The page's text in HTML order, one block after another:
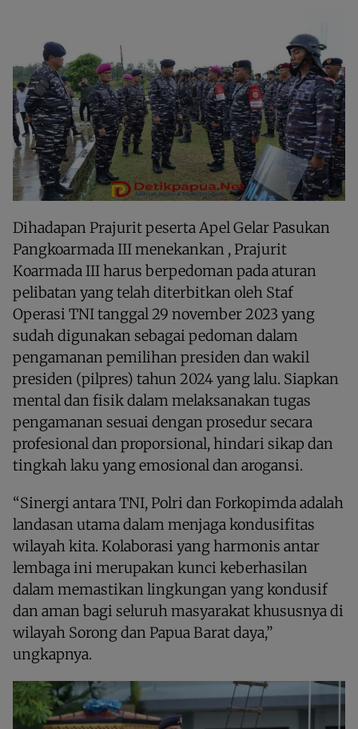
Dihadapan Prajurit peserta Apel Gelar Pasukan
Pangkoarmada III menekankan , Prajurit
Koarmada III harus berpedoman pada aturan
pelibatan yang telah diterbitkan oleh Staf
Operasi TNI tanggal 29 november 2023 yang
sudah digunakan sebagai pedoman dalam
pengamanan pemilihan presiden dan wakil
presiden (pilpres) tahun 2024 yang lalu. Siapkan
mental dan fisik dalam melaksanakan tugas
pengamanan sesuai dengan prosedur secara
profesional dan proporsional, hindari sikap dan
tingkah laku yang emosional dan arogansi.
“Sinergi antara TNI, Polri dan Forkopimda adalah
landasan utama dalam menjaga kondusifitas
wilayah kita. Kolaborasi yang harmonis antar
lembaga ini merupakan kunci keberhasilan
dalam memastikan lingkungan yang kondusif
dan aman bagi seluruh masyarakat khususnya di
wilayah Sorong dan Papua Barat daya,”
ungkapnya.